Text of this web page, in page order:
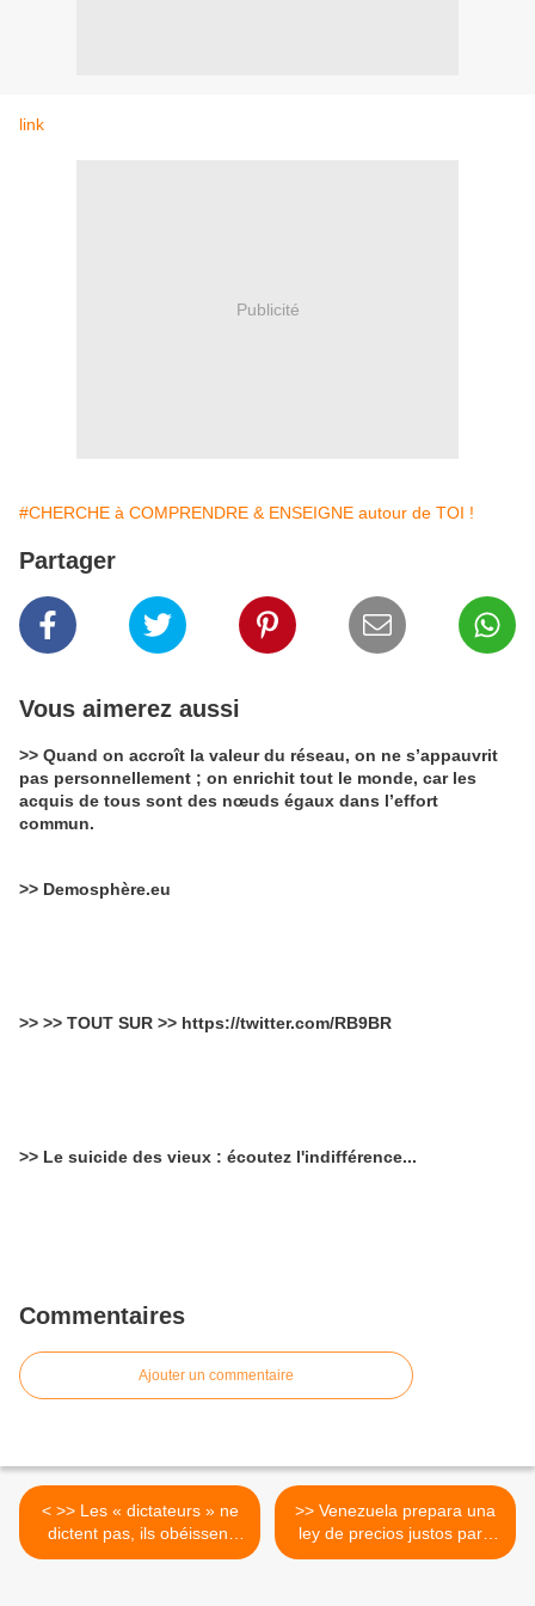
link
Publicité
#CHERCHE à COMPRENDRE & ENSEIGNE autour de TOI !
Partager
Vous aimerez aussi
>> Quand on accroît la valeur du réseau, on ne s’appauvrit
pas personnellement ; on enrichit tout le monde, car les
acquis de tous sont des nœuds égaux dans l’effort
commun.
>> Demosphère.eu
>> >> TOUT SUR >> https://twitter.com/RB9BR
>> Le suicide des vieux : écoutez l'indifférence...
Commentaires
Ajouter un commentaire
< >> Les « dictateurs » ne
dictent pas, ils obéissent
aux ordres ! SI...NON...
>> Venezuela prepara una
ley de precios justos para
terminar con la